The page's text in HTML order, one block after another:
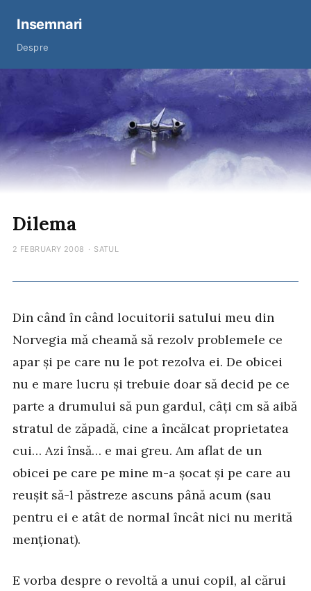
Insemnari
Despre
Dilema
2 FEBRUARY 2008 · SATUL
Din când în când locuitorii satului meu din
Norvegia mă cheamă să rezolv problemele ce
apar și pe care nu le pot rezolva ei. De obicei
nu e mare lucru și trebuie doar să decid pe ce
parte a drumului să pun gardul, câți cm să aibă
stratul de zăpadă, cine a încălcat proprietatea
cui… Azi însă… e mai greu. Am aflat de un
obicei pe care pe mine m-a șocat și pe care au
reușit să-l păstreze ascuns până acum (sau
pentru ei e atât de normal încât nici nu merită
menționat).
E vorba despre o revoltă a unui copil, al cărui